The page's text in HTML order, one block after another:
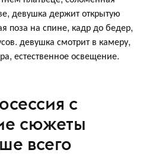
девушка держит открытую
поза на спине, кадр до бедер,
девушка смотрит в камеру,
естественное освещение.
с
сюжеты
всего